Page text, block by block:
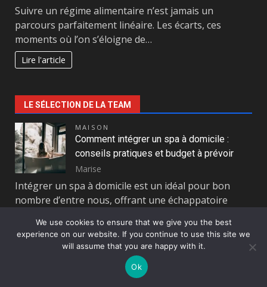
Suivre un régime alimentaire n’est jamais un
parcours parfaitement linéaire. Les écarts, ces
moments où l’on s’éloigne de…
Lire l'article
LE SÉLECTION DE LA TEAM
MAISON
Comment intégrer un spa à domicile :
conseils pratiques et budget à prévoir
Marise
Intégrer un spa à domicile est un idéal pour bon
nombre d’entre nous, offrant une échappatoire
Lire la suite
Stratégies d’entraînement et préparation
We use cookies to ensure that we give you the best
experience on our website. If you continue to use this site we
will assume that you are happy with it.
Ok